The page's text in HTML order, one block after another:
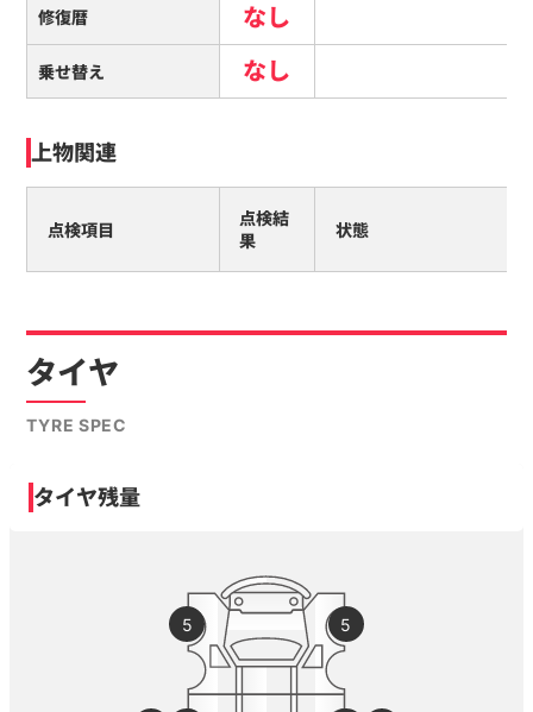
修復暦 なし
乗せ替え なし
上物関連
点検項目
点検結
果
状態
タイヤ
TYRE SPEC
タイヤ残量
5 5